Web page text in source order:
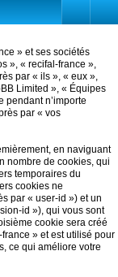
» et ses sociétés
», « recifal-france »,
par « ils », « eux »,
Limited », « Équipes
pendant n’importe
par « vos
en naviguant
nombre de cookies, qui
temporaires du
cookies ne
par « user-id ») et un
id »), qui vous sont
cookie sera créé
» et est utilisé pour
ce qui améliore votre